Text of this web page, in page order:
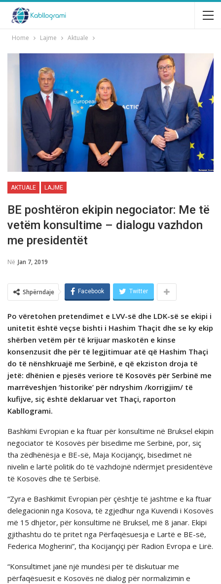
Home Lajme Aktuale
AKTUALE LAJME
BE poshtёron ekipin negociator: Me tё
vetëm konsultime – dialogu vazhdon
me presidentët
Në Jan 7, 2019
Shpërndaje Facebook Twitter
Po vёretohen pretendimet e LVV-sё dhe LDK-sё se ekipi i
unitetit ёshtё veçse bishti i Hashim Thaçit dhe se ky ekip
shёrben vetёm pёr tё krijuar maskotёn e kinse
konsenzusit dhe pёr tё legjitimuar atё qё Hashim Thaçi
do tё nёnshkruajё me Serbinё, e qё ekziston droja tё
jetё: dhёnien e pjesёs veriore tё Kosovёs pёr Serbinё me
marrёveshjen ‘historike’ pёr ndryshim /korrigjim/ tё
kufijve, siç ёshtё deklaruar vet Thaçi, raporton
Kabllogrami.
Bashkimi Evropian e ka ftuar për konsultime në Bruksel ekipin
negociator të Kosovës për bisedime me Serbinë, por, siç
tha zëdhënësja e BE-së, Maja Kocijançiç, bisedimet në
nivelin e lartë politik do të vazhdojnë ndërmjet presidentëve
të Kosovës dhe të Serbisë.
“Zyra e Bashkimit Evropian për çështje të jashtme e ka ftuar
delegacionin nga Kosova, të zgjedhur nga Kuvendi i Kosovës
më 15 dhjetor, për konsultime në Bruksel, më 8 janar. Ekipi
gjithashtu do të pritet nga Përfaqësuesja e Lartë e BE-së,
Federica Mogherini”, tha Kocijançiçi për Radion Evropa e Lirë.
“Konsultimet janë një mundësi për të diskutuar me
përfaqësuesit e Kosovës në dialog për normalizimin e